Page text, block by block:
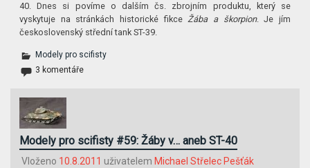
40. Dnes si povíme o dalším čs. zbrojním produktu, který se
vyskytuje na stránkách historické fikceŽába a škorpion. Je jím
československý střední tank ST-39.
Modely pro scifisty
3 komentáře
Modely pro scifisty #59: Žáby v… aneb ST-40
Vloženo 10.8.2011 uživatelem Michael Střelec Pešťák